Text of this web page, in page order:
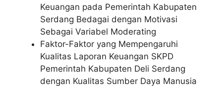
Keuangan pada Pemerintah Kabupaten
Serdang Bedagai dengan Motivasi
Sebagai Variabel Moderating
Faktor-Faktor yang Mempengaruhi
Kualitas Laporan Keuangan SKPD
Pemerintah Kabupaten Deli Serdang
dengan Kualitas Sumber Daya Manusia